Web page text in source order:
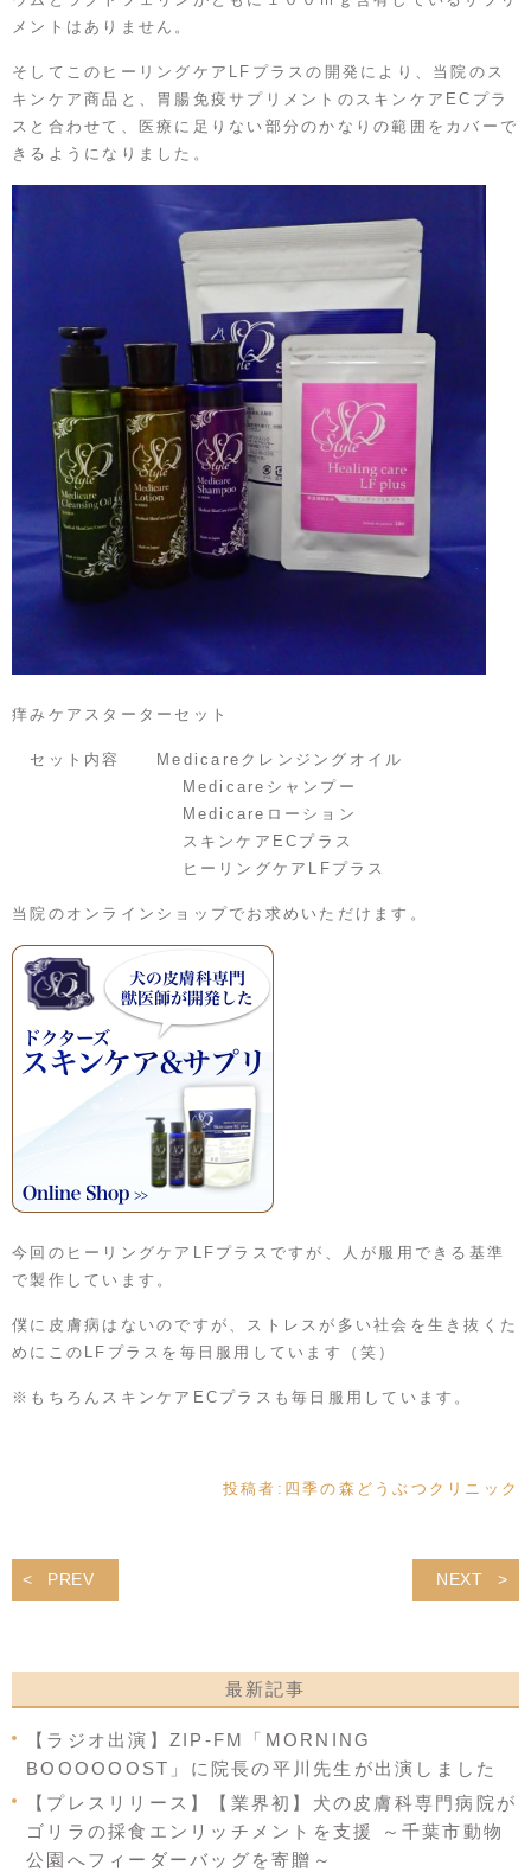
メントはありません。
そしてこのヒーリングケアLFプラスの開発により、当院のス
キンケア商品と、胃腸免疫サプリメントのスキンケアECプラ
スと合わせて、医療に足りない部分のかなりの範囲をカバーで
きるようになりました。
痒みケアスターターセット
セット内容 Medicareクレンジングオイル
Medicareシャンプー
Medicareローション
スキンケアECプラス
ヒーリングケアLFプラス
当院のオンラインショップでお求めいただけます。
今回のヒーリングケアLFプラスですが、人が服用できる基準
で製作しています。
僕に皮膚病はないのですが、ストレスが多い社会を生き抜くた
めにこのLFプラスを毎日服用しています（笑）
※もちろんスキンケアECプラスも毎日服用しています。
投稿者: 四季の森どうぶつクリニック
PREV NEXT
最新記事
【ラジオ出演】ZIP-FM「MORNING
BOOOOOOST」に院長の平川先生が出演しました
【プレスリリース】【業界初】犬の皮膚科専門病院が
ゴリラの採食エンリッチメントを支援 ～千葉市動物
公園へフィーダーバッグを寄贈～